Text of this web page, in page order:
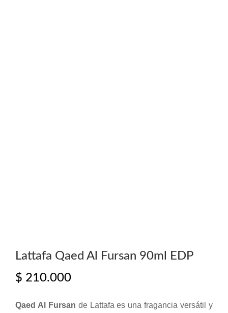
Lattafa Qaed Al Fursan 90ml EDP
$ 210.000
Qaed Al Fursan de Lattafa es una fragancia versátil y